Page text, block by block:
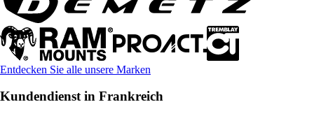
Entdecken Sie alle unsere Marken
Kundendienst in Frankreich